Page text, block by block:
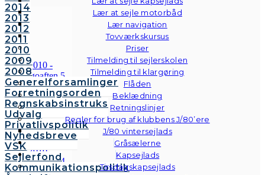
Lær at sejle motorbåd
Lær navigation
Tovværkskursus
Priser
Tilmelding til sejlerskolen
Tilmelding til klargøring
Flåden
Beklædning
Retningslinjer
Regler for brug af klubbens J/80’ere
J/80 vintersejlads
Gråsælerne
Kapsejlads
Tirsdagskapsejlads
2014
2013
2012
2011
2010
2009
2008
Generelforsamlinger
Forretningsorden
Regnskabsinstruks
Udvalg
Privatlivspolitik
Nyhedsbreve
VSK
Sejlerfond
Kommunikationspolitik